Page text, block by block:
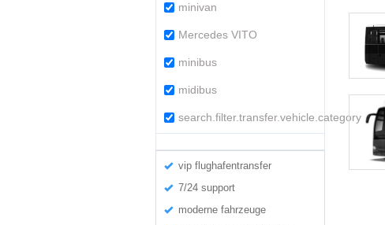
minivan
Mercedes VITO
minibus
midibus
search.filter.transfer.vehicle.category.BUS
vip flughafentransfer
7/24 support
moderne fahrzeuge